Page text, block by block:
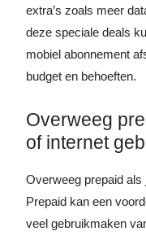
extra’s zoals meer
deze speciale deals
mobiel abonnement
budget en behoeften.
Overweeg
of internet
Overweeg prepaid als
Prepaid kan een
veel gebruikmaken